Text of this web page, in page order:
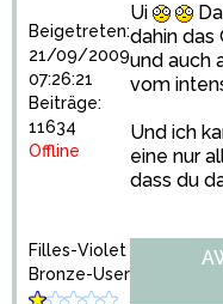
Beigetreten:
21/09/2009
07:26:21
Beiträge:
11634
Offline
Ui
dahin das
und auch
vom
Und ich
eine nur
dass du
Filles-Violet
Bronze-User